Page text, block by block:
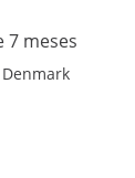
7 meses